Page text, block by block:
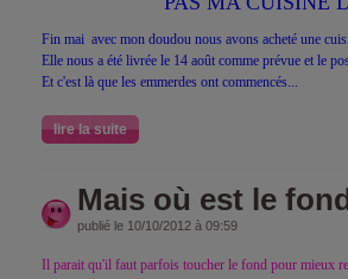
Fin mai avec mon doudou nous avons acheté une
Elle nous a été livrée le 14 août comme prévue et le
Et c'est là que les emmerdes ont commencés...
lire la suite
Mais où est le
publié le 10/10/2012 à 09:59
Il parait qu'il faut parfois toucher le fond pour mieux